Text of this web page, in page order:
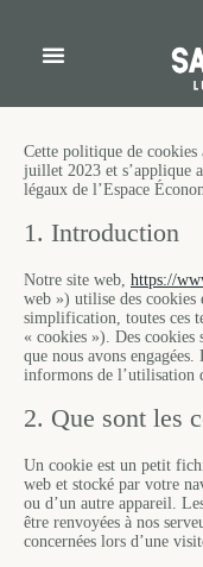
Cette politique de
juillet 2023 et s’applique
légaux de l’Espace
1. Introduction
Notre site web, https://
web ») utilise des cookies
simplification, toutes ces
« cookies »). Des cookies
que nous avons
informons de l’utilisation
2. Que sont les
Un cookie est un petit
web et stocké par votre
ou d’un autre appareil.
être renvoyées à nos
concernées lors d’une